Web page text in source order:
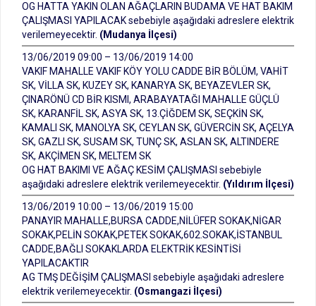
OG HATTA YAKIN OLAN AĞAÇLARIN BUDAMA VE HAT BAKIM
ÇALIŞMASI YAPILACAK sebebiyle aşağıdaki adreslere elektrik
verilemeyecektir. (Mudanya İlçesi)
13/06/2019 09:00 – 13/06/2019 14:00
VAKIF MAHALLE VAKIF KÖY YOLU CADDE BİR BÖLÜM, VAHİT
SK, VİLLA SK, KUZEY SK, KANARYA SK, BEYAZEVLER SK,
ÇINARÖNÜ CD BİR KISMI, ARABAYATAĞI MAHALLE GÜÇLÜ
SK, KARANFİL SK, ASYA SK, 13.ÇİĞDEM SK, SEÇKİN SK,
KAMALI SK, MANOLYA SK, CEYLAN SK, GÜVERCİN SK, AÇELYA
SK, GAZLI SK, SUSAM SK, TUNÇ SK, ASLAN SK, ALTINDERE
SK, AKÇİMEN SK, MELTEM SK
OG HAT BAKIMI VE AĞAÇ KESİM ÇALIŞMASI sebebiyle
aşağıdaki adreslere elektrik verilemeyecektir. (Yıldırım İlçesi)
13/06/2019 10:00 – 13/06/2019 15:00
PANAYIR MAHALLE,BURSA CADDE,NİLÜFER SOKAK,NİGAR
SOKAK,PELİN SOKAK,PETEK SOKAK,602.SOKAK,İSTANBUL
CADDE,BAĞLI SOKAKLARDA ELEKTRİK KESİNTİSİ
YAPILACAKTIR
AG TMŞ DEĞİŞİM ÇALIŞMASI sebebiyle aşağıdaki adreslere
elektrik verilemeyecektir. (Osmangazi İlçesi)